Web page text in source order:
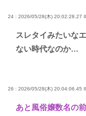
24 : 2026/05/28(木) 20:02:28.27
スレタイみたいな
ない時代なのか…
26 : 2026/05/28(木) 20:04:06.45
あと風俗嬢数名の